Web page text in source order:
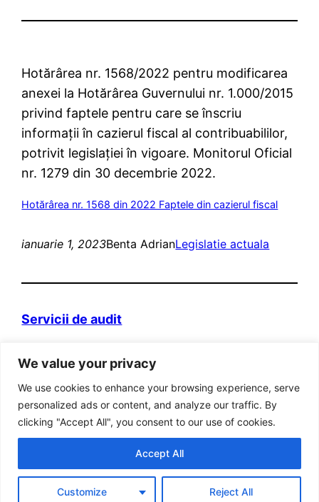
We value your privacy
We use cookies to enhance your browsing experience, serve
personalized ads or content, and analyze our traffic. By
clicking "Accept All", you consent to our use of cookies.
Customize Reject All
Accept All
Hotărârea nr. 1568/2022 pentru modificarea
anexei la Hotărârea Guvernului nr. 1.000/2015
privind faptele pentru care se înscriu
informaţii în cazierul fiscal al contribuabililor,
potrivit legislaţiei în vigoare. Monitorul Oficial
nr. 1279 din 30 decembrie 2022.
Hotărârea nr. 1568 din 2022 Faptele din cazierul fiscal
ianuarie 1, 2023Benta AdrianLegislatie actuala
Servicii de audit
Contabilitatii” sunt detinute de persoana fizica
autorizata Adrian Benta.
Adresa: Bucuresti, Sector 5, Str. Aleea Posada, Nr
8, Bl 31, Ap 19, cod postal 051414
Cod fiscal RO 22886383
Tel: 021. 776 90 18; Fax: 0311.043.869; Mobil: 0765
216 760; 0723 530 139 ; 0740 031 795
Tel ANPC – Bucuresti : 0800/080999